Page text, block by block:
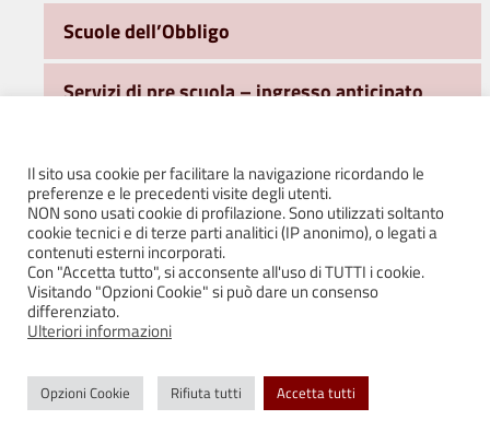
Scuole dell’Obbligo
Servizi di pre scuola – ingresso anticipato
Servizio di tempo potenziato – Quattro
Castella 2026/2027
Servizio post scuola e servizio integrato
Puianello 2026/2027
Trasporti
Ufficio Sport
Il sito usa cookie per facilitare la navigazione ricordando le
preferenze e le precedenti visite degli utenti.
NON sono usati cookie di profilazione. Sono utilizzati soltanto
cookie tecnici e di terze parti analitici (IP anonimo), o legati a
contenuti esterni incorporati.
Con "Accetta tutto", si acconsente all'uso di TUTTI i cookie.
Visitando "Opzioni Cookie" si può dare un consenso
differenziato.
Ulteriori informazioni
Opzioni Cookie Rifiuta tutti Accetta tutti